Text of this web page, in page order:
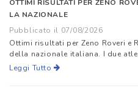
OTTIMI RISULTATI PER ZENO
LA NAZIONALE
Pubblicato il 07/08/2026
Ottimi risultati per Zeno Roveri e
della nazionale italiana. I due
Leggi Tutto